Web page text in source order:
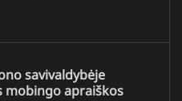
savivaldybėje
mobingo apraiškos